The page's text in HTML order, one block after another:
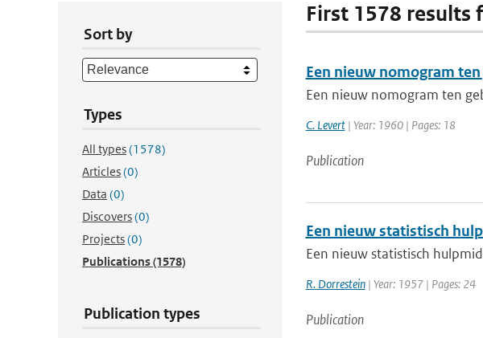
Sort by
Types
All types(1578)
Articles(0)
Data (0)
Discovers(0)
Projects(0)
Publications(1578)
Publication types
First 1578 results
Een nieuw nomogram
Een nieuw nomogram ten
C. Levert| Year: 1960 | Pages: 18
Publication
Een nieuw statistisch
Een nieuw statistisch
R. Dorrestein| Year: 1957 | Pages: 24
Publication